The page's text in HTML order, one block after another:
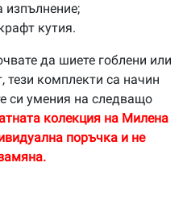
изпълнение;
кутия.
да шиете гоблени или
тези комплекти са начин
си умения на следващо
колекция на Милена
поръчка и не